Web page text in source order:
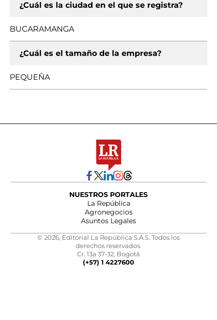
¿Cuál es la ciudad en el que se registra?
BUCARAMANGA
¿Cuál es el tamaño de la empresa?
PEQUEÑA
NUESTROS PORTALES
La República
Agronegocios
Asuntos Legales
© 2026, Editorial La República S.A.S. Todos los
derechos reservados.
Cr. 13a 37-32, Bogotá
(+57) 1 4227600